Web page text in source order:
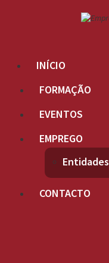
INÍCIO
FORMAÇÃO
EVENTOS
EMPREGO
Entidades
CONTACTO